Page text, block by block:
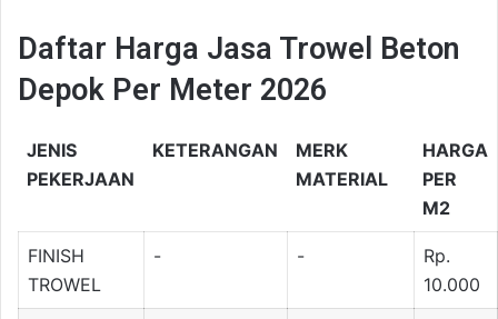
Daftar Harga Jasa Trowel Beton
Depok Per Meter 2026
JENIS
PEKERJAAN
KETERANGAN
MERK
MATERIAL
HARGA
PER
M2
FINISH
TROWEL
- -
Rp.
10.000